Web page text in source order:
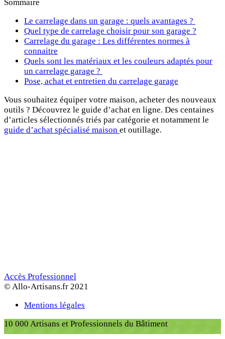
Sommaire
Le carrelage dans un garage : quels avantages ?
Quel type de carrelage choisir pour son garage ?
Carrelage du garage : Les différentes normes à
connaitre
Quels sont les matériaux et les couleurs adaptés pour
un carrelage garage ?
Pose, achat et entretien du carrelage garage
Vous souhaitez équiper votre maison, acheter des nouveaux
outils ? Découvrez le guide d’achat en ligne. Des centaines
d’articles sélectionnés triés par catégorie et notamment le
guide d’achat spécialisé maison et outillage.
Accès Professionnel
© Allo-Artisans.fr 2021
Mentions légales
10 000 Artisans et Professionnels du Bâtiment